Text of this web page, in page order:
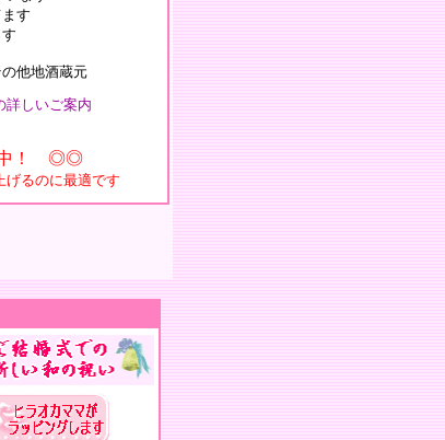
す
他地酒蔵元
しいご案内
中！ ◎◎
げるのに最適です